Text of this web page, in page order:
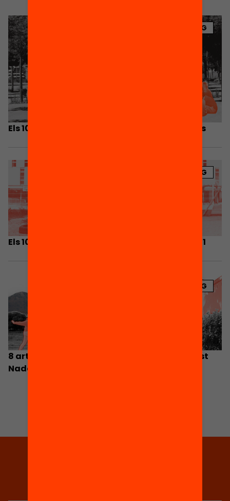
BLOG
Els 10 articles del blog més llegits aquest curs
BLOG
Els 10 articles del blog Bofill més llegits el 2021
BLOG
8 articles destacats del 2023 per llegir aquest
Nadal